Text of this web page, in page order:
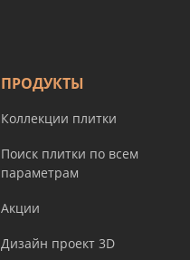
ПРОДУКТЫ
Коллекции плитки
Поиск плитки по всем
параметрам
Акции
Дизайн проект 3D